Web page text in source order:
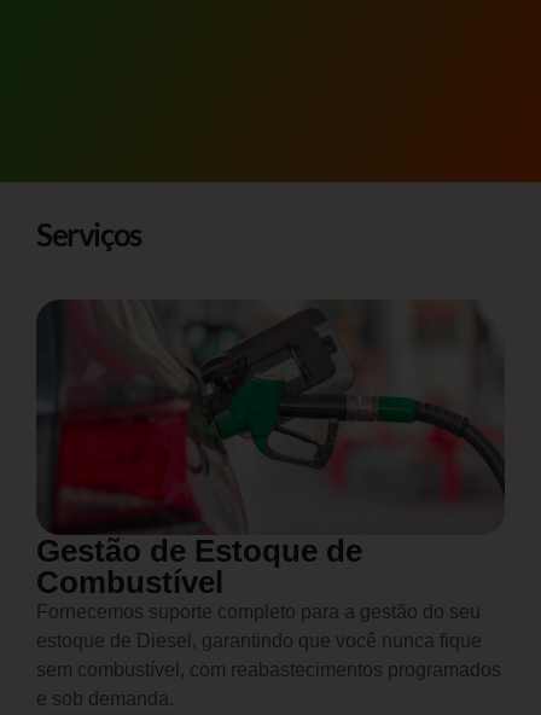
Serviços
Gestão de Estoque de
Combustível
Fornecemos suporte completo para a gestão do seu
estoque de Diesel, garantindo que você nunca fique
sem combustível, com reabastecimentos programados
e sob demanda.